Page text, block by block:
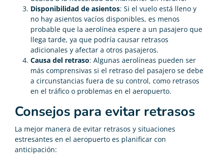
Disponibilidad de asientos: Si el vuelo está lleno y
no hay asientos vacíos disponibles, es menos
probable que la aerolínea espere a un pasajero que
llega tarde, ya que podría causar retrasos
adicionales y afectar a otros pasajeros.
Causa del retraso: Algunas aerolíneas pueden ser
más comprensivas si el retraso del pasajero se debe
a circunstancias fuera de su control, como retrasos
en el tráfico o problemas en el aeropuerto.
Consejos para evitar retrasos
La mejor manera de evitar retrasos y situaciones
estresantes en el aeropuerto es planificar con
anticipación: